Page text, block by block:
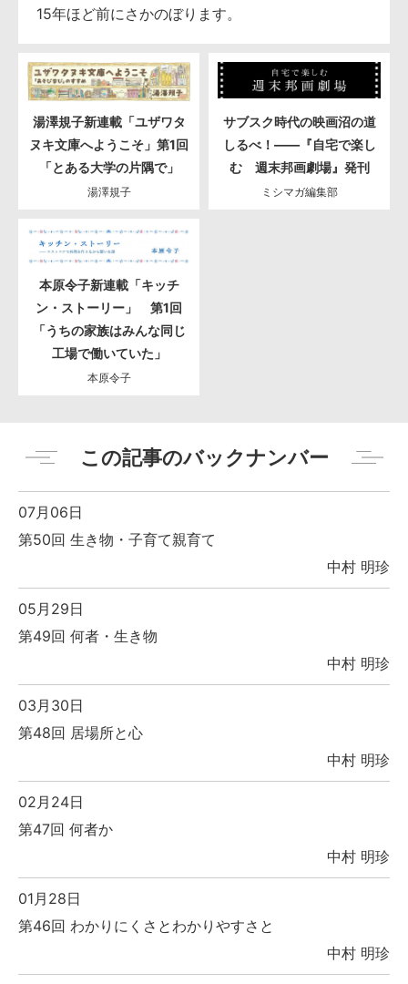
15年ほど前にさかのぼります。
湯澤規子新連載「ユザワタ
ヌキ文庫へようこそ」第1回
「とある大学の片隅で」
湯澤規子
サブスク時代の映画沼の道
しるべ！――『自宅で楽し
む 週末邦画劇場』発刊
ミシマガ編集部
本原令子新連載「キッチ
ン・ストーリー」 第1回
「うちの家族はみんな同じ
工場で働いていた」
本原令子
この記事のバックナンバー
07月06日
第50回 生き物・子育て親育て
中村 明珍
05月29日
第49回 何者・生き物
中村 明珍
03月30日
第48回 居場所と心
中村 明珍
02月24日
第47回 何者か
中村 明珍
01月28日
第46回 わかりにくさとわかりやすさと
中村 明珍